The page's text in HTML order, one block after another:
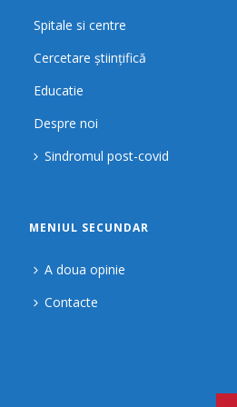
Spitale si centre
Cercetare științifică
Educatie
Despre noi
Sindromul post-covid
MENIUL SECUNDAR
A doua opinie
Contacte